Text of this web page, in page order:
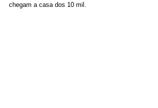
chegam a casa dos 10 mil.